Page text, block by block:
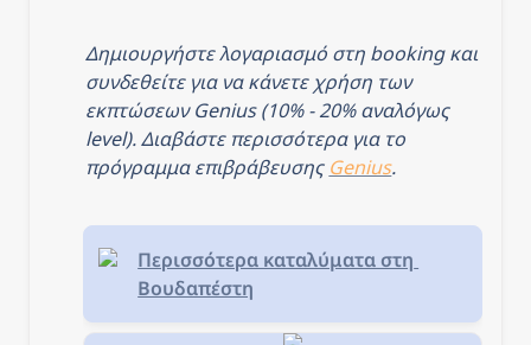
Δημιουργήστε λογαριασμό στη booking και
συνδεθείτε για να κάνετε χρήση των
εκπτώσεων Genius (10% - 20% αναλόγως
level). Διαβάστε περισσότερα για το
πρόγραμμα επιβράβευσης Genius.
Περισσότερα καταλύματα στη
Βουδαπέστη